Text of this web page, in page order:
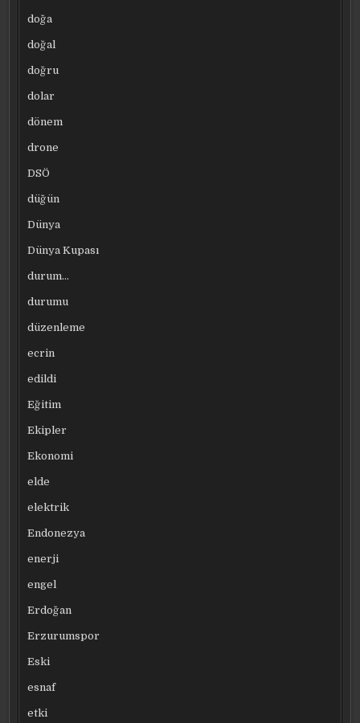
doğa
doğal
doğru
dolar
dönem
drone
DSÖ
düğün
Dünya
Dünya Kupası
durum…
durumu
düzenleme
ecrin
edildi
Eğitim
Ekipler
Ekonomi
elde
elektrik
Endonezya
enerji
engel
Erdoğan
Erzurumspor
Eski
esnaf
etki